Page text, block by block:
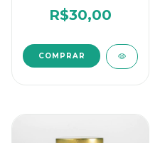
R$30,00